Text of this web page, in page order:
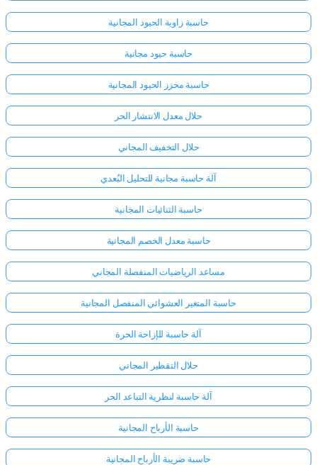
حاسبة زاوية الحيود المجانية
حاسبة حيود مجانية
حاسبة محزز الحيود المجانية
حلال معدل الانتشار الحر
حلال التخفيف المجاني
آلة حاسبة مجانية للتحليل البُعدي
حاسبة الثنائيات المجانية
حاسبة معدل الخصم المجانية
مساعد الرياضيات المنفصلة المجاني
حاسبة المتغير العشوائي المنفصل المجانية
آلة حاسبة للإزاحة الحرة
حلال التقطير المجاني
آلة حاسبة لنظرية التباعد الحر
حاسبة الأرباح المجانية
حاسبة ضريبة الأرباح المجانية